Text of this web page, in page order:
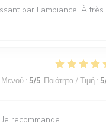
par l'ambiance. À très
Μενού : 5/5 Ποιότητα / Τιμή : 5
recommande.